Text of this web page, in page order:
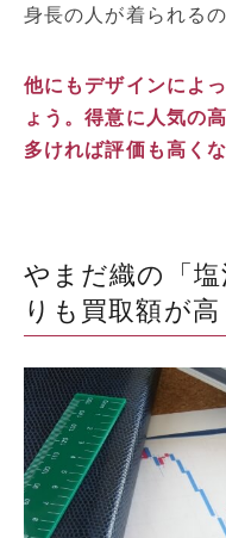
身長の人が着られる
他にもデザインによ
ょう。得意に人気の
多ければ評価も高くな
やまだ織の「
りも買取額が高